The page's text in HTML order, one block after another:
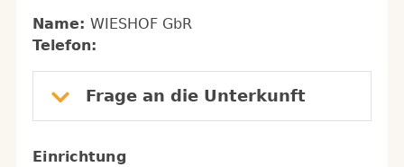
Name: WIESHOF GbR
Telefon:
Frage an die Unterkunft
Einrichtung